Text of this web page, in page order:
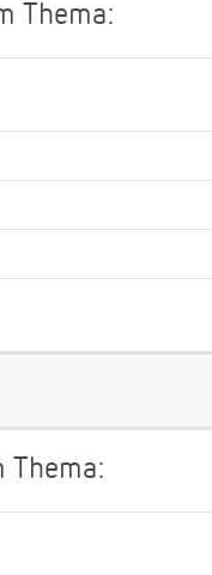
Thema:
Thema: